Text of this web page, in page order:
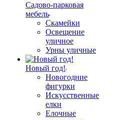
Садово-парковая
мебель
Скамейки
Освещение
уличное
Урны уличные
Новый год!
Новогодние
фигурки
Искусственные
елки
Елочные